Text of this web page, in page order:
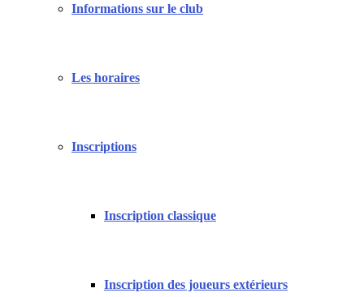
Informations sur le club
Les horaires
Inscriptions
Inscription classique
Inscription des joueurs extérieurs